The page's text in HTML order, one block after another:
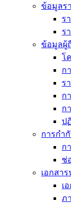
ข้อมูลร
ร
ร
ข้อมูลผู้
โ
ก
ร
ก
ก
ป
การกำ
ก
ช่
เอกสา
เ
ภ